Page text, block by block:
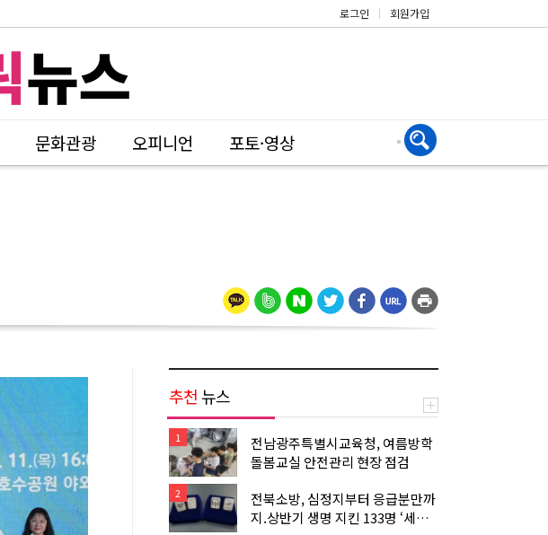
로그인 | 회원가입
문화관광 오피니언 포토·영상
추천 뉴스
1
전남광주특별시교육청, 여름방학
돌봄교실 안전관리 현장 점검
2
전북소방, 심정지부터 응급분만까
지.상반기 생명 지킨 133명 ‘세이